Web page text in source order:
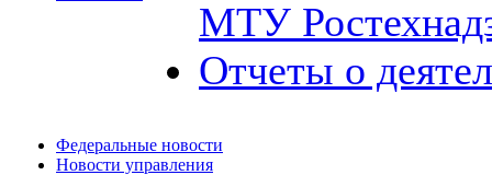
МТУ
Отчеты о
Федеральные новости
Новости управления